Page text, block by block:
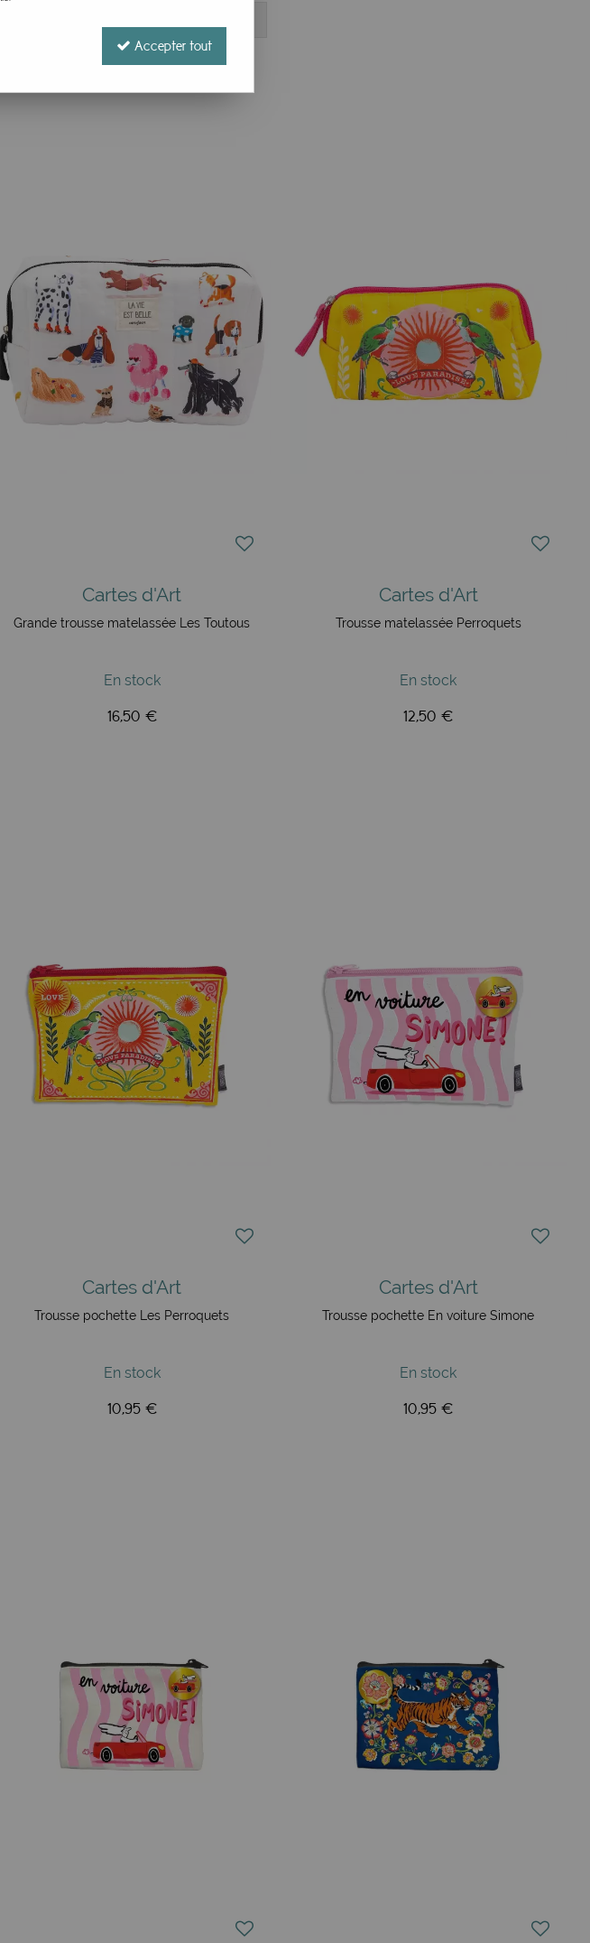
touche de créativité à votre style. Ces accessoires ne sont pas seulement pratiques,
Cartes d'Art
Grande trousse matelassée Les Toutous
En stock
16,50 €
Cartes d'Art
Trousse matelassée Perroquets
En stock
12,50 €
Cartes d'Art
Trousse pochette Les Perroquets
En stock
10,95 €
Cartes d'Art
Trousse pochette En voiture Simone
En stock
10,95 €
Accepter tout